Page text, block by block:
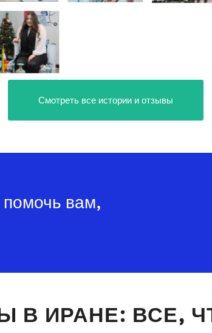
Смотреть все истории и отзывы
вам,
В ИРАНЕ: ВСЕ,